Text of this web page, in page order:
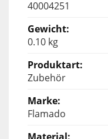
40004251
0.10 kg
Zubehör
Flamado